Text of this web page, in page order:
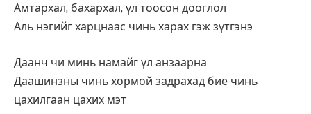
Амтархал, бахархал, үл тоосон дооглол
Аль нэгийг харцнаас чинь харах гэж зүтгэнэ
Даанч чи минь намайг үл анзаарна
Даашинзны чинь хормой задрахад бие чинь
цахилгаан цахих мэт